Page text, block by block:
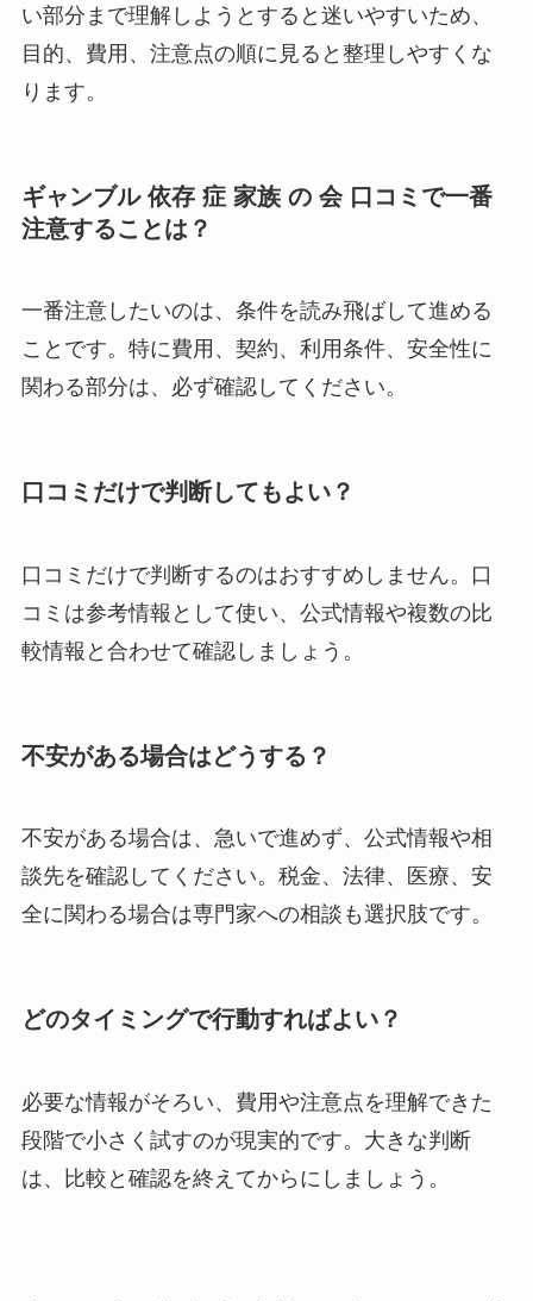
い部分まで理解しようとすると迷いやすいため、
目的、費用、注意点の順に見ると整理しやすくな
ります。
ギャンブル 依存 症 家族 の 会 口コミで一番
注意することは？
一番注意したいのは、条件を読み飛ばして進める
ことです。特に費用、契約、利用条件、安全性に
関わる部分は、必ず確認してください。
口コミだけで判断してもよい？
口コミだけで判断するのはおすすめしません。口
コミは参考情報として使い、公式情報や複数の比
較情報と合わせて確認しましょう。
不安がある場合はどうする？
不安がある場合は、急いで進めず、公式情報や相
談先を確認してください。税金、法律、医療、安
全に関わる場合は専門家への相談も選択肢です。
どのタイミングで行動すればよい？
必要な情報がそろい、費用や注意点を理解できた
段階で小さく試すのが現実的です。大きな判断
は、比較と確認を終えてからにしましょう。